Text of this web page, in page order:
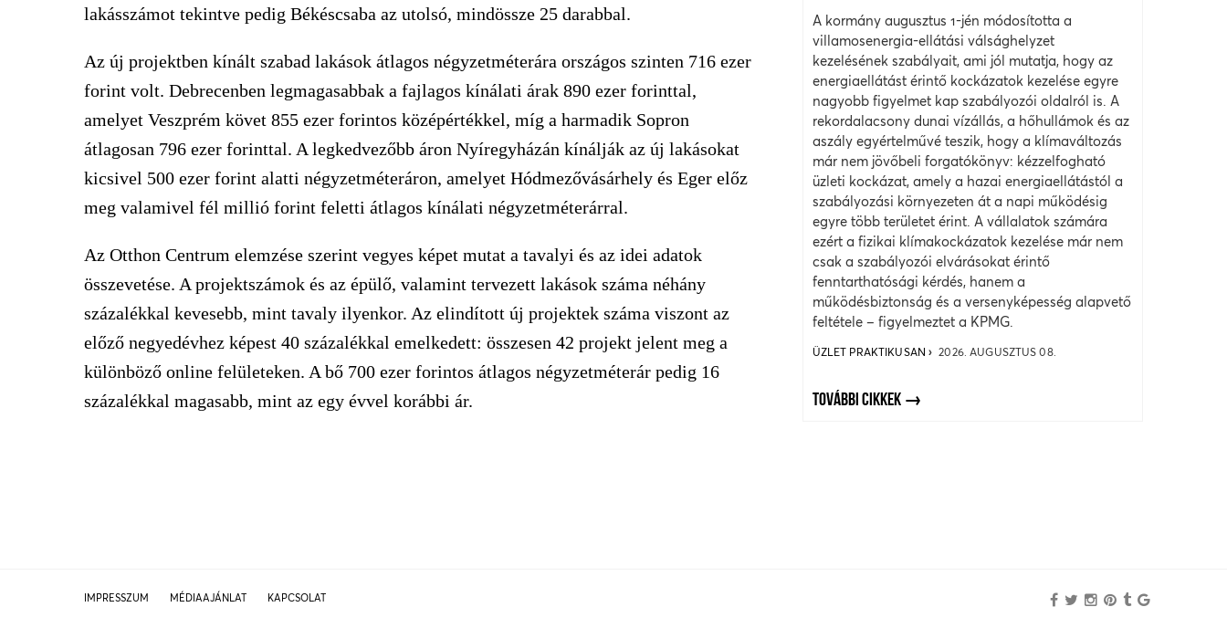
lakásszámot tekintve pedig Békéscsaba az utolsó, mindössze 25 darabbal.
Az új projektben kínált szabad lakások átlagos négyzetméterára országos szinten 716 ezer
forint volt. Debrecenben legmagasabbak a fajlagos kínálati árak 890 ezer forinttal,
amelyet Veszprém követ 855 ezer forintos középértékkel, míg a harmadik Sopron
átlagosan 796 ezer forinttal. A legkedvezőbb áron Nyíregyházán kínálják az új lakásokat
kicsivel 500 ezer forint alatti négyzetméteráron, amelyet Hódmezővásárhely és Eger előz
meg valamivel fél millió forint feletti átlagos kínálati négyzetméterárral.
Az Otthon Centrum elemzése szerint vegyes képet mutat a tavalyi és az idei adatok
összevetése. A projektszámok és az épülő, valamint tervezett lakások száma néhány
százalékkal kevesebb, mint tavaly ilyenkor. Az elindított új projektek száma viszont az
előző negyedévhez képest 40 százalékkal emelkedett: összesen 42 projekt jelent meg a
különböző online felületeken. A bő 700 ezer forintos átlagos négyzetméterár pedig 16
százalékkal magasabb, mint az egy évvel korábbi ár.
A kormány augusztus 1-jén módosította a
villamosenergia-ellátási válsághelyzet
kezelésének szabályait, ami jól mutatja, hogy az
energiaellátást érintő kockázatok kezelése egyre
nagyobb figyelmet kap szabályozói oldalról is. A
rekordalacsony dunai vízállás, a hőhullámok és az
aszály egyértelművé teszik, hogy a klímaváltozás
már nem jövőbeli forgatókönyv: kézzelfogható
üzleti kockázat, amely a hazai energiaellátástól a
szabályozási környezeten át a napi működésig
egyre több területet érint. A vállalatok számára
ezért a fizikai klímakockázatok kezelése már nem
csak a szabályozói elvárásokat érintő
fenntarthatósági kérdés, hanem a
működésbiztonság és a versenyképesség alapvető
feltétele – figyelmeztet a KPMG.
ÜZLET PRAKTIKUSAN 2026. AUGUSZTUS 08.
TOVÁBBI CIKKEK
IMPRESSZUM MÉDIAAJÁNLAT KAPCSOLAT